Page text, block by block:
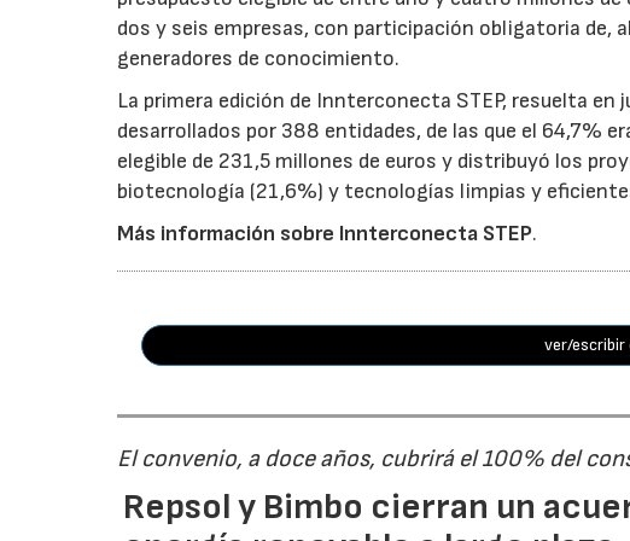
dos y seis empresas, con participación obligatoria de,
generadores de conocimiento.
La primera edición de Innterconecta STEP, resuelta
desarrollados por 388 entidades, de las que el 64,7%
elegible de 231,5 millones de euros y distribuyó los
biotecnología (21,6%) y tecnologías limpias y
Más información sobre Innterconecta STEP.
ver/
El convenio, a doce años, cubrirá el 100% del
Repsol y Bimbo cierran un